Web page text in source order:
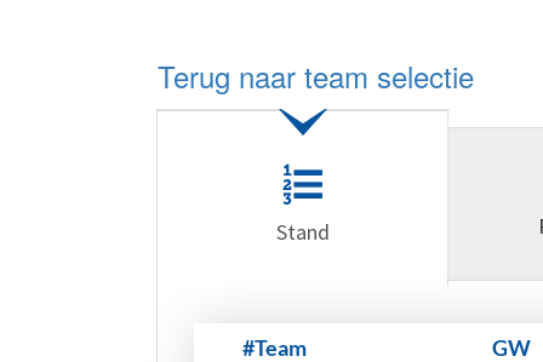
Terug naar team selectie
Stand
#Team GW